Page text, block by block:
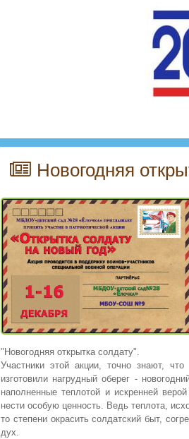
Новогодняя
"Новогодняя открытка солдату".
Участники этой акции, точно знают,
изготовили нагрудный оберег -
наполненные теплотой и искренней
нести особую ценность. Ведь теплота,
то степени окрасить солдатский быт,
дух.